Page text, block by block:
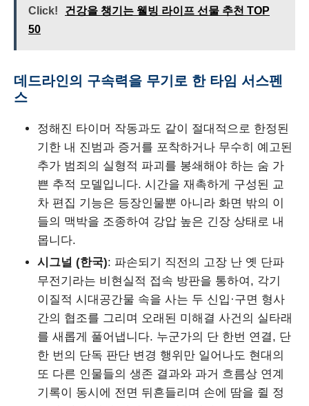
Click!
건강을 챙기는 웰빙 라이프 선물 추천 TOP
50
데드라인의 구속력을 무기로 한 타임 서스펜
스
정해진 타이머 작동과도 같이 절대적으로 한정된
기한 내 진범과 증거를 포착하거나 무수히 예고된
추가 범죄의 실형적 파괴를 봉쇄해야 하는 숨 가
쁜 추적 모델입니다. 시간을 재촉하게 구성된 교
차 편집 기능은 등장인물뿐 아니라 화면 밖의 이
들의 맥박을 조종하여 강압 높은 긴장 상태로 내
몹니다.
시그널 (한국): 파손되기 직전의 고장 난 옛 단파
무전기라는 비현실적 접속 방판을 통하여, 각기
이질적 시대공간물 속을 사는 두 신입·구면 형사
간의 협조를 그리며 오래된 미해결 사건의 실타래
를 새롭게 풀어냅니다. 누군가의 단 한번 연결, 단
한 번의 단독 판단 변경 행위만 일어나도 현대의
또 다른 인물들의 생존 결과와 과거 흐름상 연계
기록이 동시에 전면 뒤흔들리며 손에 땀을 쥘 정